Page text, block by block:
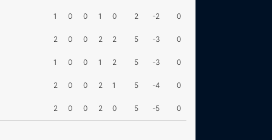
1 0 0 1 0 2 -2 0
2 0 0 2 2 5 -3 0
1 0 0 1 2 5 -3 0
2 0 0 2 1 5 -4 0
2 0 0 2 0 5 -5 0